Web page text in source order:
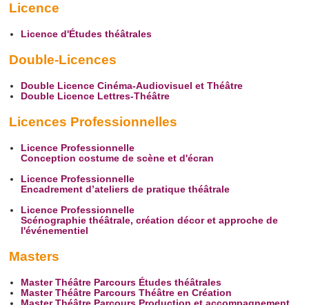
Licence
Licence d'Études théâtrales
Double-Licences
Double Licence Cinéma-Audiovisuel et Théâtre
Double Licence Lettres-Théâtre
Licences Professionnelles
Licence Professionnelle
Conception costume de scène et d'écran
Licence Professionnelle
Encadrement d’ateliers de pratique théâtrale
Licence Professionnelle
Scénographie théâtrale, création décor et approche de
l'événementiel
Masters
Master Théâtre Parcours Études théâtrales
Master Théâtre Parcours Théâtre en Création